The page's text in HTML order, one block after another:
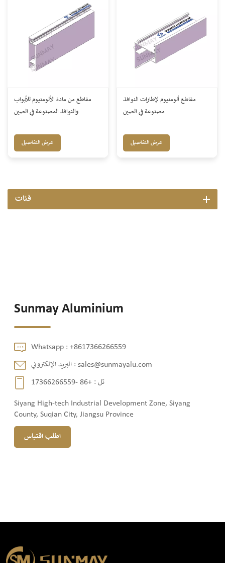
مقاطع من مادة الألومنيوم للأبواب
والنوافذ المصنوعة في الصين
عرض التفاصيل
مقاطع ألومنيوم لإطارات النوافذ
مصنوعة في الصين
عرض التفاصيل
فئات
Sunmay Aluminium
Whatsapp :+8617366266559
البريد الإلكتروني :sales@sunmayalu.com
تل : +86 -17366266559
Siyang High-tech Industrial Development Zone, Siyang
County, Suqian City, Jiangsu Province
اطلب اقتباس